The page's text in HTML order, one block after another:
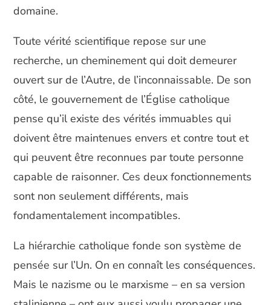
domaine.
Toute vérité scientifique repose sur une
recherche, un cheminement qui doit demeurer
ouvert sur de l’Autre, de l’inconnaissable. De son
côté, le gouvernement de l’Église catholique
pense qu’il existe des vérités immuables qui
doivent être maintenues envers et contre tout et
qui peuvent être reconnues par toute personne
capable de raisonner. Ces deux fonctionnements
sont non seulement différents, mais
fondamentalement incompatibles.
La hiérarchie catholique fonde son système de
pensée sur l’Un. On en connaît les conséquences.
Mais le nazisme ou le marxisme – en sa version